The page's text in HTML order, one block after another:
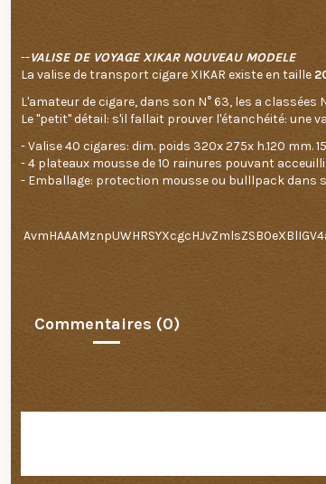
--VALISE DE VOYAGE XIKAR NOUVEAU MODELE
La valise de transport cigare XIKAR existe en taille
L'amateur de cigare, dans son N° 63, les a
Le "petit" détail: s'il fallait prouver l'étanchéité: une
- Valise 40 cigares: dim. poids 320x 275x h.120 mm.
- 4 plateaux mousse de 10 rainures pouvant
- Emballage: protection mousse ou bulllpack dans
Commentaires (0)